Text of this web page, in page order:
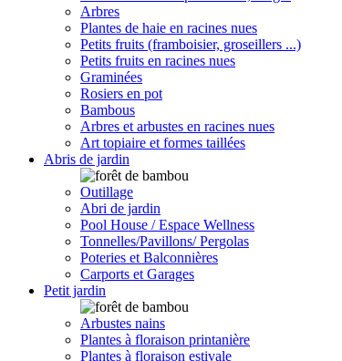
Arbres
Plantes de haie en racines nues
Petits fruits (framboisier, groseillers ...)
Petits fruits en racines nues
Graminées
Rosiers en pot
Bambous
Arbres et arbustes en racines nues
Art topiaire et formes taillées
Abris de jardin
Outillage
Abri de jardin
Pool House / Espace Wellness
Tonnelles/Pavillons/ Pergolas
Poteries et Balconnières
Carports et Garages
Petit jardin
Arbustes nains
Plantes à floraison printanière
Plantes à floraison estivale